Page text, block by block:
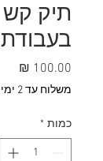
תיק קש
משלוח עד 2 ימי עסקים
כמות *